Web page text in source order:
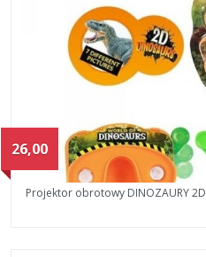
26,00
Projektor obrotowy DINOZAURY 2D